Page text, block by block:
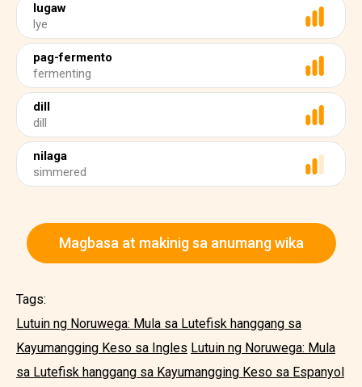
lugaw
lye
pag-fermento
fermenting
dill
dill
nilaga
simmered
Magbasa at makinig sa anumang wika
Tags:
Lutuin ng Noruwega: Mula sa Lutefisk hanggang sa
Kayumangging Keso sa Ingles Lutuin ng Noruwega: Mula
sa Lutefisk hanggang sa Kayumangging Keso sa Espanyol